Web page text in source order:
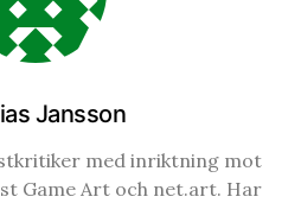
Jansson
med inriktning mot
Game Art och net.art. Har